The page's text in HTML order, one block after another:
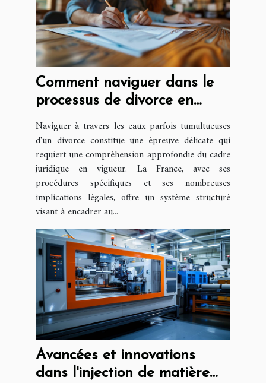
Comment naviguer dans le
processus de divorce en
Naviguer à travers les eaux parfois tumultueuses
d'un divorce constitue une épreuve délicate qui
requiert une compréhension approfondie du cadre
juridique en vigueur. La France, avec ses
procédures spécifiques et ses nombreuses
implications légales, offre un système structuré
visant à encadrer au...
Avancées et innovations
dans l'injection de matière